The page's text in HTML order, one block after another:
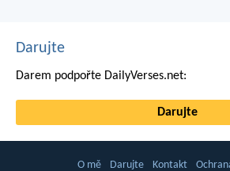
Darujte
Darem podpořte DailyVerses.net:
Darujte
O mě Darujte Kontakt